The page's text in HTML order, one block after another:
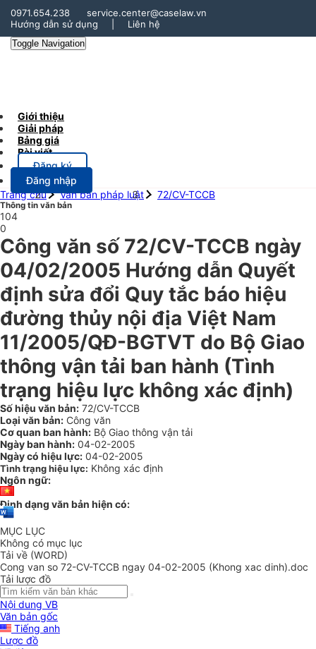
0971.654.238
service.center@caselaw.vn
Hướng dẫn sử dụng
Liên hệ
Toggle Navigation
Giới thiệu
Giải pháp
Bảng giá
Bài viết
Đăng ký
Đăng nhập
Trang chủ
Văn bản pháp luật 72/CV-TCCB
Thông tin văn bản
104
0
Công văn số 72/CV-TCCB ngày
04/02/2005 Hướng dẫn Quyết
định sửa đổi Quy tắc báo hiệu
đường thủy nội địa Việt Nam
11/2005/QĐ-BGTVT do Bộ Giao
thông vận tải ban hành (Tình
trạng hiệu lực không xác định)
Số hiệu văn bản: 72/CV-TCCB
Loại văn bản: Công văn
Cơ quan ban hành: Bộ Giao thông vận tải
Ngày ban hành: 04-02-2005
Ngày có hiệu lực: 04-02-2005
Tình trạng hiệu lực: Không xác định
Ngôn ngữ:
Định dạng văn bản hiện có:
MỤC LỤC
Không có mục lục
Tải về (WORD)
Cong van so 72-CV-TCCB ngay 04-02-2005 (Khong xac dinh).doc
Tải lược đồ
Nội dung VB
Văn bản gốc
Tiếng anh
Lược đồ